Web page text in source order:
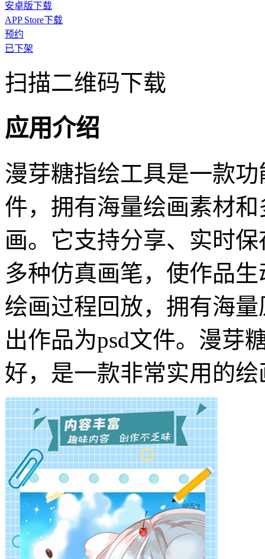
安卓版下载
APP Store下载
预约
已下架
扫描二维码下载
应用介绍
漫芽糖指绘工具是一款
件，拥有海量绘画素材
画。它支持分享、实时
多种仿真画笔，使作品
绘画过程回放，拥有海
出作品为psd文件。漫芽
好，是一款非常实用的